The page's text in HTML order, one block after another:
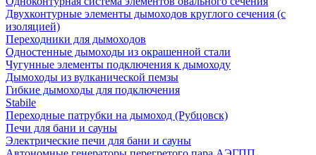
Двухконтурные элементы дымоходов круглого сечения (с
изоляцией)
Переходники для дымоходов
Одностенные дымоходы из окрашенной стали
Чугунные элементы подключения к дымоходу
Дымоходы из вулканической пемзы
Гибкие дымоходы для подключения
Stabile
Переходные патрубки на дымоход (Рубцовск)
Печи для бани и сауны
Электрические печи для бани и сауны